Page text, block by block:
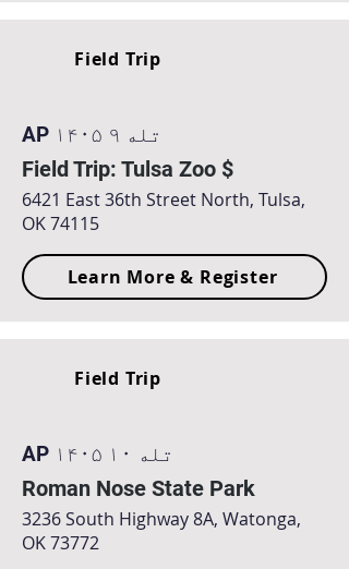
Field Trip
AP ۱۴۰۵ تله ۹
Field Trip: Tulsa Zoo $
6421 East 36th Street North, Tulsa,
OK 74115
Learn More & Register
Field Trip
AP ۱۴۰۵ تله ۱۰
Roman Nose State Park
3236 South Highway 8A, Watonga,
OK 73772